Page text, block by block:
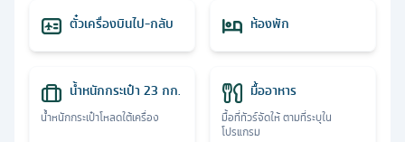
ตั๋วเครื่องบินไป-กลับ ห้องพัก
น้ำหนักกระเป๋า 23 กก.
น้ำหนักกระเป๋าโหลดใต้เครื่อง
มื้ออาหาร
มื้อที่ทัวร์จัดให้ ตามที่ระบุใน
โปรแกรม